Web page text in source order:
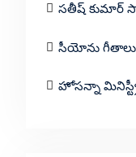
సతీష్ కుమార్
సీయోను గీతాలు –
హోసన్నా